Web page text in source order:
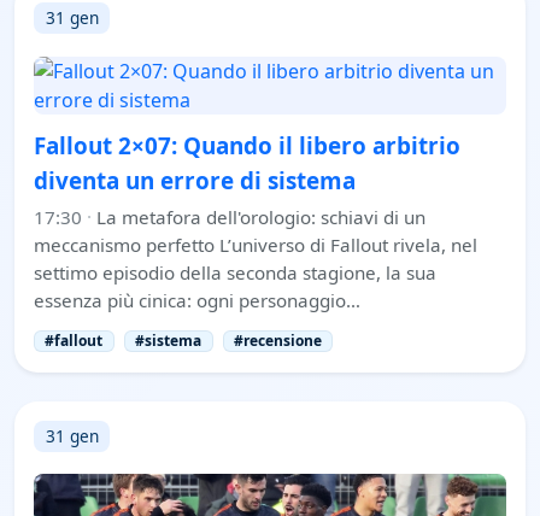
31 gen
Fallout 2×07: Quando il libero arbitrio
diventa un errore di sistema
17:30 · La metafora dell'orologio: schiavi di un
meccanismo perfetto L’universo di Fallout rivela, nel
settimo episodio della seconda stagione, la sua
essenza più cinica: ogni personaggio…
#fallout #sistema #recensione
31 gen